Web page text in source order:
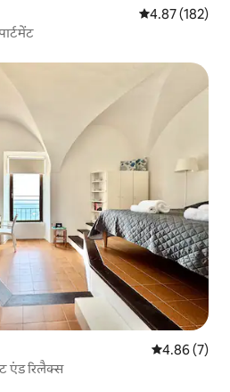
औसत रेटिंग 5 में से
4.87 (182)
औसत रेटिंग 5 में
4.86 (7)
एंड रिलैक्स